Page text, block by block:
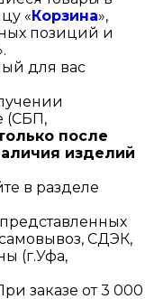
«Корзина»,
позиций и
для вас
(СБП,
после
изделий
в разделе
СДЭК,
(г.Уфа,
заказе от 3 000